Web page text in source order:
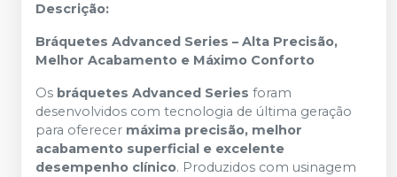
Descrição:
Bráquetes Advanced Series – Alta Precisão,
Melhor Acabamento e Máximo Conforto
Os bráquetes Advanced Series foram
desenvolvidos com tecnologia de última geração
para oferecer máxima precisão, melhor
acabamento superficial e excelente
desempenho clínico. Produzidos com usinagem